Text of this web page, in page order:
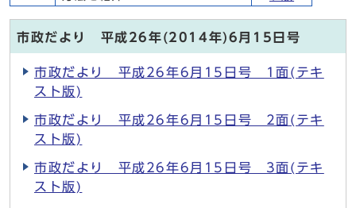
市政だより 平成26年(2014年)6月15日号
市政だより 平成26年6月15日号 1面(テキ
スト版)
市政だより 平成26年6月15日号 2面(テキ
スト版)
市政だより 平成26年6月15日号 3面(テキ
スト版)